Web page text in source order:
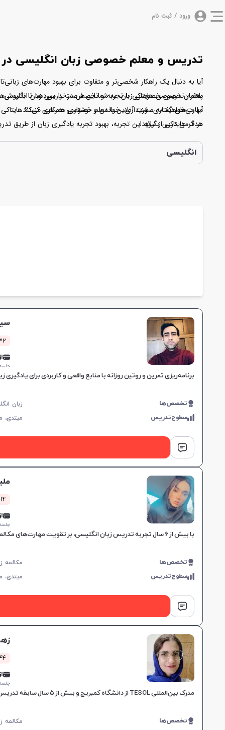
ورود / ثبت نام
تدریس و معلم خصوصی زبان انگلیسی
آیا به دنبال یک راهکار شخصی‌تر و متفاوت برای بهبود مهارت‌های
پلتفرم تدریس خصوصی زبان، به شما این فرصت را می‌دهد تا با روش‌های
معلمان خصوصی هایتاکی با تجربه و تخصص در تدریس زبان انگلیسی،
مهارت‌های گفتاری، شنیداری، خواندن و نوشتاری همراهی می‌کند.
آیا می‌خواهید به صورت آنلاین با معلم خصوصی همکاری کنید؟
در گرمی درس بگیرید.
هدف هایتاکی از ارائه این تجربه، بهبود تجربه یادگیری زبان از
انگلیسی
4132
از
جلسه ۱
برنامه‌ریزی تمرین و روتین روزانه با منابع واقعی و کاربردی برای
تخصص‌ها
سطوح‌تدریس مبتدی،
214
از
جلسه ۱
با بیش از ۶ سال تجربه تدریس زبان انگلیسی، بر تقویت مهارت‌های مکالمه و اعتماد به نفس تمرکز دارم و مناسب برای تمامی سطوح زبان‌آموزان هستم.
تخصص‌ها
سطوح‌تدریس مبتدی،
1444
از
جلسه ۱
مدرک بین‌المللی TESOL از دانشگاه کمبریج و بیش از ۵ سال سابقه تدریس زبان انگلیسی، مهارت‌های تدریس نوین را در تسهیل یادگیری برای همه گروه‌های سنی به کار می‌گیرد.
تخصص‌ها